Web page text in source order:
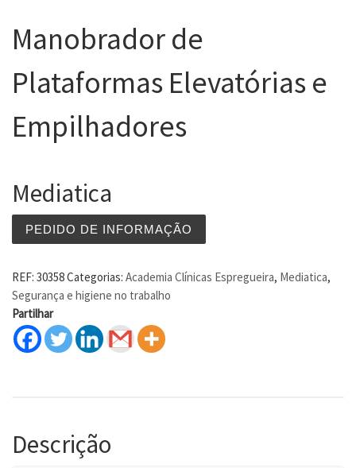
Manobrador de
Plataformas Elevatórias e
Empilhadores
Mediatica
PEDIDO DE INFORMAÇÃO
REF: 30358Categorias: Academia Clínicas Espregueira, Mediatica,
Segurança e higiene no trabalho
Partilhar
Descrição